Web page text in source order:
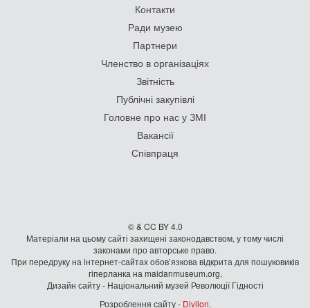
Контакти
Ради музею
Партнери
Членство в організаціях
Звітність
Публічні закупівлі
Головне про нас у ЗМІ
Вакансії
Співпраця
© & CC BY 4.0
Матеріали на цьому сайті захищені законодавством, у тому числі
законами про авторське право.
При передруку на iнтернет-сайтах обов’язкова відкрита для пошуковиків
гiперланка на maidanmuseum.org.
Дизайн сайту - Національний музей Революції Гідності
Розроблення сайту - Divilon.